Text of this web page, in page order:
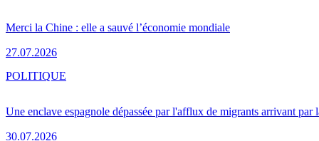
Merci la Chine : elle a sauvé l’économie mondiale
27.07.2026
Une enclave espagnole dépassée par l'afflux de migrants arrivant par
30.07.2026
POLITIQUE